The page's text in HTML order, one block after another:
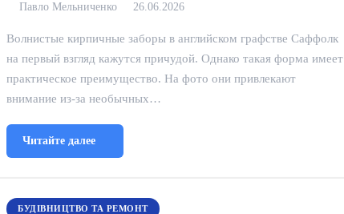
Павло Мельниченко 26.06.2026
Волнистые кирпичные заборы в английском графстве Саффолк
на первый взгляд кажутся причудой. Однако такая форма имеет
практическое преимущество. На фото они привлекают
внимание из-за необычных…
Читайте далее
БУДІВНИЦТВО ТА РЕМОНТ